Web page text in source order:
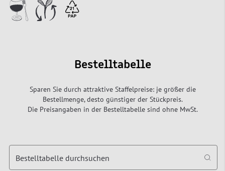
Bestelltabelle
Sparen Sie durch attraktive Staffelpreise: je größer die
Bestellmenge, desto günstiger der Stückpreis.
Die Preisangaben in der Bestelltabelle sind ohne MwSt.
Bestelltabelle durchsuchen